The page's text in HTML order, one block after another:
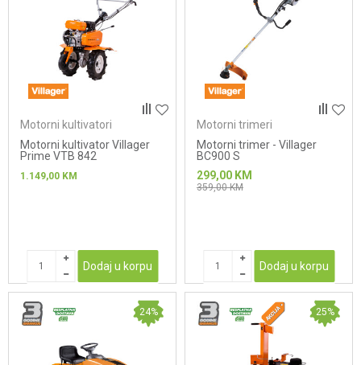
Motorni kultivatori
Motorni kultivator Villager
Prime VTB 842
1.149,00 KM
Dodaj u korpu
Motorni trimeri
Motorni trimer - Villager
BC900 S
299,00 KM
359,00KM
Dodaj u korpu
24% 25%